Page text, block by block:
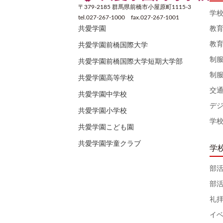
〒379-2185 群馬県前橋市小屋原町1115-3
tel.027-267-1000 fax.027-267-1001
共愛学園
共愛学園前橋国際大学
共愛学園前橋国際大学短期大学部
共愛学園高等学校
共愛学園中学校
共愛学園小学校
共愛学園こども園
共愛学園学童クラブ
学
教
教
制服
制
交
デ
学
学
部
部
礼拝
イ